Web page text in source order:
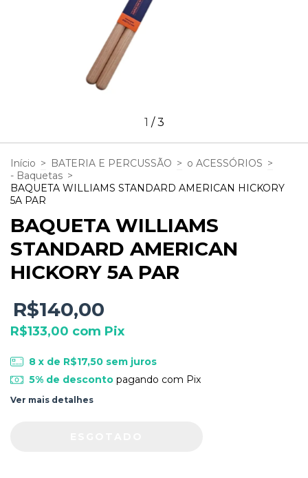
1 /3
Início > BATERIA E PERCUSSÃO > o ACESSÓRIOS >
- Baquetas >
BAQUETA WILLIAMS STANDARD AMERICAN HICKORY
5A PAR
BAQUETA WILLIAMS
STANDARD AMERICAN
HICKORY 5A PAR
R$140,00
R$133,00 com Pix
8 x de R$17,50 sem juros
5% de descontopagando com Pix
Ver mais detalhes